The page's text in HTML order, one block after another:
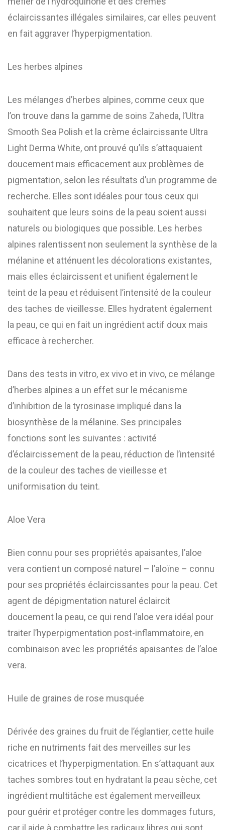
éclaircissantes illégales similaires, car elles peuvent
en fait aggraver l’hyperpigmentation.
Les herbes alpines
Les mélanges d’herbes alpines, comme ceux que
l’on trouve dans la gamme de soins Zaheda, l’Ultra
Smooth Sea Polish et la crème éclaircissante Ultra
Light Derma White, ont prouvé qu’ils s’attaquaient
doucement mais efficacement aux problèmes de
pigmentation, selon les résultats d’un programme de
recherche. Elles sont idéales pour tous ceux qui
souhaitent que leurs soins de la peau soient aussi
naturels ou biologiques que possible. Les herbes
alpines ralentissent non seulement la synthèse de la
mélanine et atténuent les décolorations existantes,
mais elles éclaircissent et unifient également le
teint de la peau et réduisent l’intensité de la couleur
des taches de vieillesse. Elles hydratent également
la peau, ce qui en fait un ingrédient actif doux mais
efficace à rechercher.
Dans des tests in vitro, ex vivo et in vivo, ce mélange
d’herbes alpines a un effet sur le mécanisme
d’inhibition de la tyrosinase impliqué dans la
biosynthèse de la mélanine. Ses principales
fonctions sont les suivantes : activité
d’éclaircissement de la peau, réduction de l’intensité
de la couleur des taches de vieillesse et
uniformisation du teint.
Aloe Vera
Bien connu pour ses propriétés apaisantes, l’aloe
vera contient un composé naturel – l’aloïne – connu
pour ses propriétés éclaircissantes pour la peau. Cet
agent de dépigmentation naturel éclaircit
doucement la peau, ce qui rend l’aloe vera idéal pour
traiter l’hyperpigmentation post-inflammatoire, en
combinaison avec les propriétés apaisantes de l’aloe
vera.
Huile de graines de rose musquée
Dérivée des graines du fruit de l’églantier, cette huile
riche en nutriments fait des merveilles sur les
cicatrices et l’hyperpigmentation. En s’attaquant aux
taches sombres tout en hydratant la peau sèche, cet
ingrédient multitâche est également merveilleux
pour guérir et protéger contre les dommages futurs,
car il aide à combattre les radicaux libres qui sont